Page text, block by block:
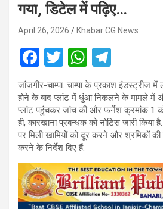
गया, डिटेल में पढ़िए…
April 26, 2026 Khabar CG News
F
a
ce
b
o
o
k
T
wi
tt
er
W
h
at
s
A
p
el
e
gr
a
जांजगीर-चाम्पा. चाम्पा के प्रकाश इंडस्ट्रीज
होने के बाद प्लांट में धुंआ निकलने के मामले में
प्लांट पहुंचकर जांच की और फर्नेश क्रमांक 1
ही, कारखाना प्रबन्धक को नोटिस जारी किया
पर मिली खामियों को दूर करने और श्रमिकों की
करने के निर्देश दिए हैं.